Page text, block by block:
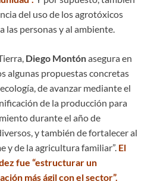
del uso de los agrotóxicos
las personas y al ambiente.
Diego Montónasegura en
algunas propuestas concretas
de avanzar mediante el
de la producción para
durante el año de
y también de fortalecer al
y de la agricultura familiar”. El
fue “estructurar un
más ágil con el sector”.